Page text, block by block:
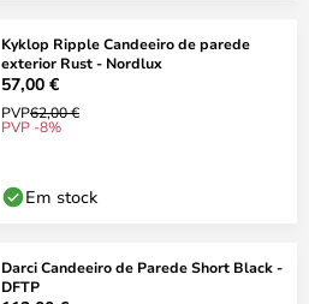
Kyklop Ripple Candeeiro de parede
exterior Rust - Nordlux
57,00 €
PVP62,00 €
PVP -8%
Em stock
Darci Candeeiro de Parede Short Black -
DFTP